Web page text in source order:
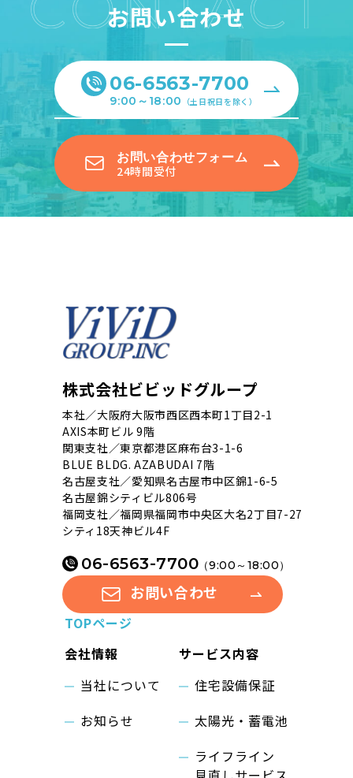
お問い合わせ
06-6563-7700
9:00～18:00 （土日祝日を除く）
お問い合わせフォーム
24時間受付
株式会社ビビッドグループ
本社／大阪府大阪市西区西本町1丁目2-1
AXIS本町ビル 9階
関東支社／東京都港区麻布台3-1-6
BLUE BLDG. AZABUDAI 7階
名古屋支社／愛知県名古屋市中区錦1-6-5
名古屋錦シティビル806号
福岡支社／福岡県福岡市中央区大名2丁目7-27
シティ18天神ビル4F
06-6563-7700（9:00～18:00）
お問い合わせ
TOPページ
会社情報
サービス内容
当社について
住宅設備保証
お知らせ
太陽光・蓄電池
ライフライン